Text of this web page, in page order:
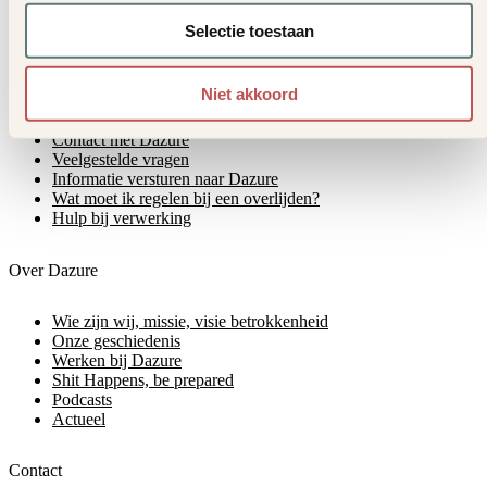
Selectie toestaan
Niet akkoord
Hulp & contact
Meest voorkomende wijzigingen
Contact met Dazure
Veelgestelde vragen
Informatie versturen naar Dazure
Wat moet ik regelen bij een overlijden?
Hulp bij verwerking
Over Dazure
Wie zijn wij, missie, visie betrokkenheid
Onze geschiedenis
Werken bij Dazure
Shit Happens, be prepared
Podcasts
Actueel
Contact